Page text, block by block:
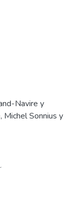
Navire y
Michel Sonnius y